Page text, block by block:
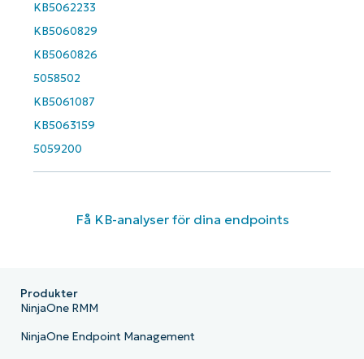
KB5062233
KB5060829
KB5060826
5058502
KB5061087
KB5063159
5059200
Få KB-analyser för dina endpoints
Produkter
NinjaOne RMM
NinjaOne Endpoint Management